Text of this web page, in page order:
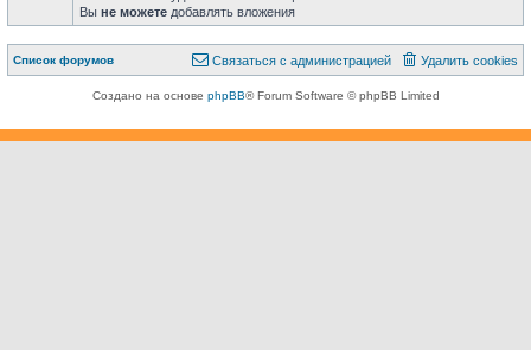
Вы не можете добавлять вложения
Список форумов Удалить cookies
Связаться с
Связаться с администрацией
Создано на основе phpBB® Forum Software © phpBB Limited